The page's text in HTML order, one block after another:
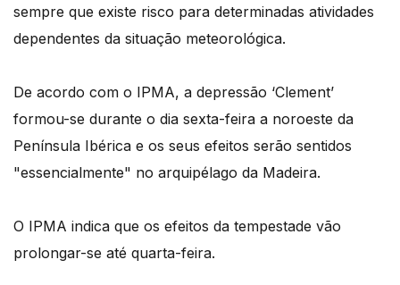
sempre que existe risco para determinadas atividades
dependentes da situação meteorológica.
De acordo com o IPMA, a depressão ‘Clement’
formou-se durante o dia sexta-feira a noroeste da
Península Ibérica e os seus efeitos serão sentidos
"essencialmente" no arquipélago da Madeira.
O IPMA indica que os efeitos da tempestade vão
prolongar-se até quarta-feira.